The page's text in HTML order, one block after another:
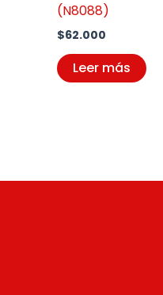
(N8088)
$62.000
Leer más